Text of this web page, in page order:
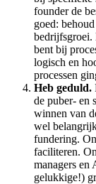
founder de
goed:
bedrijfsgroei.
bent bij
logisch en
processen
Heb geduld.
de puber- en
winnen van
wel
fundering.
faciliteren.
managers en
gelukkige!)